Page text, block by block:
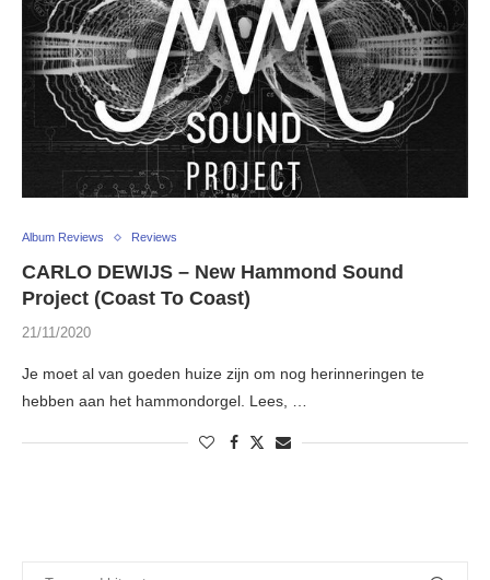
Album Reviews Reviews
CARLO DEWIJS – New Hammond Sound
Project (Coast To Coast)
21/11/2020
Je moet al van goeden huize zijn om nog herinneringen te
hebben aan het hammondorgel. Lees, …